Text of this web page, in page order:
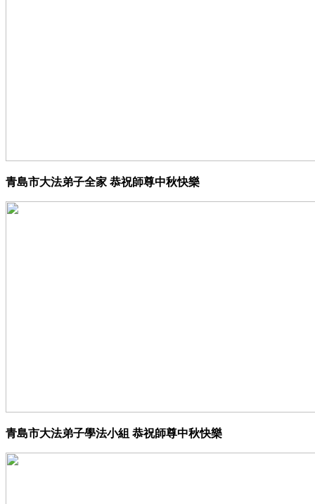
青島市大法弟子全家 恭祝師尊中秋快樂
青島市大法弟子學法小組 恭祝師尊中秋快樂